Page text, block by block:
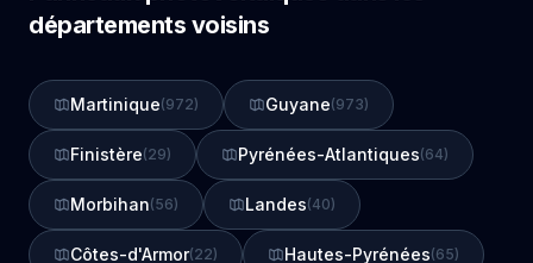
départements voisins
Martinique(972) Guyane(973)
Finistère(29) Pyrénées-Atlantiques(64)
Morbihan(56) Landes(40)
Côtes-d'Armor(22) Hautes-Pyrénées(65)